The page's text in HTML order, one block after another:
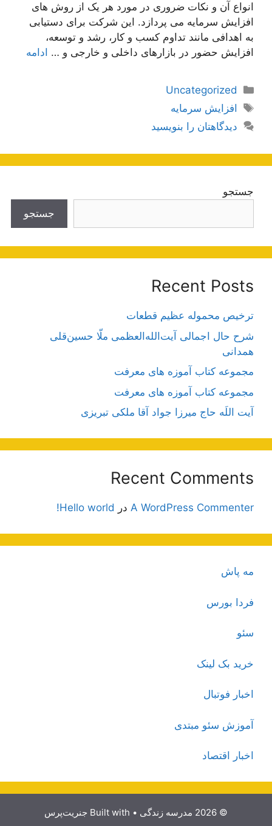
انواع آن و نکات ضروری در مورد هر یک از روش های
افزایش سرمایه می پردازد. این شرکت برای دستیابی
به اهدافی مانند تداوم کسب و کار، رشد و توسعه،
افزایش حضور در بازارهای داخلی و خارجی و … ادامه
دسته‌ها
Uncategorized
برچسب‌ها
افزایش سرمایه
دیدگاهتان را بنویسید
جستجو
جستجو
Recent Posts
ترخیص محموله عظیم قطعات
شرح حال اجمالی آیت‌الله‌العظمی ملّا حسین‌قلی
همدانی
مجموعه کتاب آموزه های معرفت
مجموعه کتاب آموزه های معرفت
آیت اللَه حاج میرزا جواد آقا ملکی تبریزی
Recent Comments
A WordPress Commenter در Hello world!
مه پاش
فردا بورس
سئو
خرید بک لینک
اخبار فوتبال
آموزش سئو مبتدی
اخبار اقتصاد
© 2026 مدرسه زندگی • Built with جنریت‌پرس